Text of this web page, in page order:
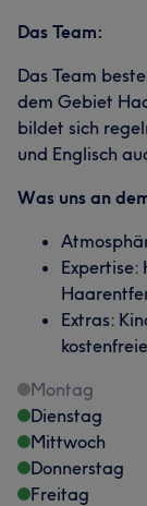
Das Team:
Das Team
dem Gebiet
bildet sich
und Englisch
Was uns an
Extras:
Montag
Dienstag
Mittwoch
Donnerstag
Freitag